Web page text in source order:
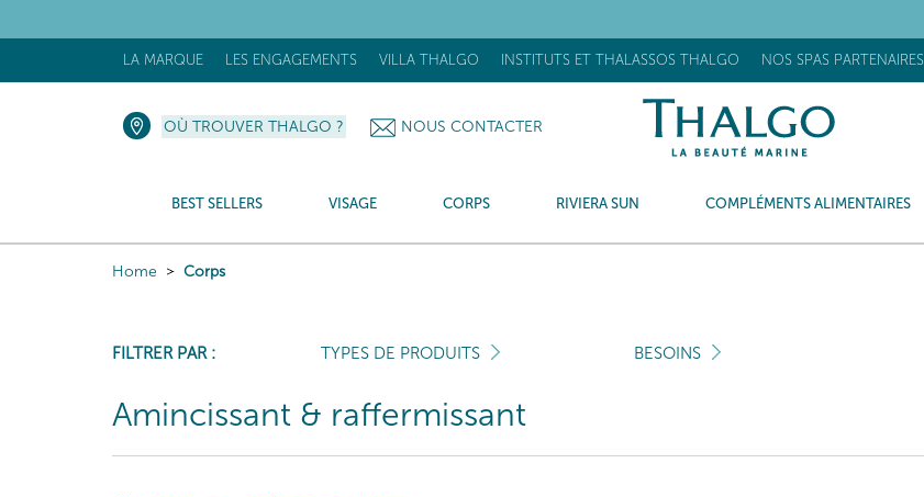
LA MARQUE LES ENGAGEMENTS VILLA THALGO INSTITUTS ET THALASSOS THALGO NOS SPAS PARTENAIRES
OÙ TROUVER THALGO ? NOUS CONTACTER
BEST SELLERS VISAGE CORPS RIVIERA SUN COMPLÉMENTS ALIMENTAIRES
Home Corps
FILTRER PAR : TYPES DE PRODUITS BESOINS
Amincissant & raffermissant